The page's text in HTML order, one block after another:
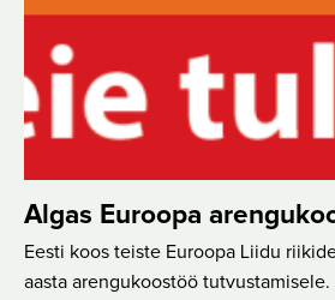
Algas Euroopa
Eesti koos teiste Euroopa Liidu
aasta arengukoostöö